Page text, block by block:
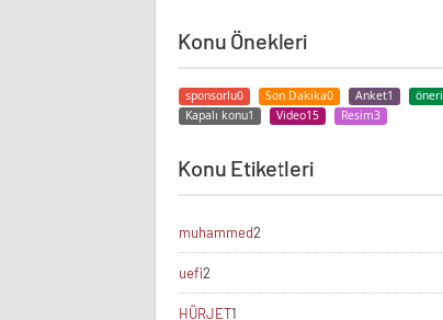
Konu Önekleri
sponsorlu0 Son Dakika0 Anket1 öneri
Kapalı konu1 Video15 Resim3
Konu Etiketleri
muhammed2
uefi2
HÜRJET1